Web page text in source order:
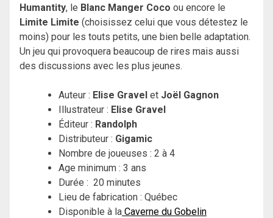
Humantity, le Blanc Manger Coco ou encore le
Limite Limite (choisissez celui que vous détestez le
moins) pour les touts petits, une bien belle adaptation.
Un jeu qui provoquera beaucoup de rires mais aussi
des discussions avec les plus jeunes.
Auteur : Elise Gravel et Joël Gagnon
Illustrateur : Elise Gravel
Éditeur : Randolph
Distributeur : Gigamic
Nombre de joueuses : 2 à 4
Age minimum : 3 ans
Durée : 20 minutes
Lieu de fabrication : Québec
Disponible à la Caverne du Gobelin